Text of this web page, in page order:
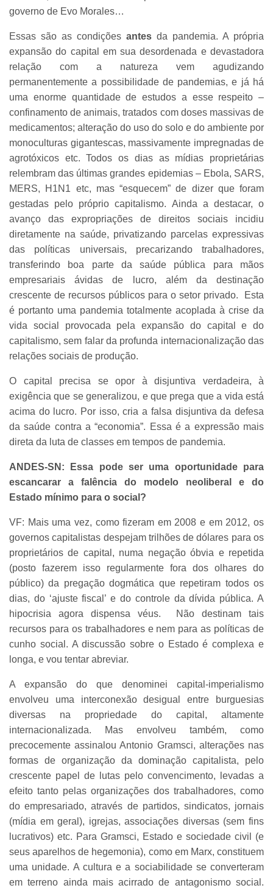
governo de Evo Morales…
Essas são as condições antes da pandemia. A própria
expansão do capital em sua desordenada e devastadora
relação com a natureza vem agudizando
permanentemente a possibilidade de pandemias, e já há
uma enorme quantidade de estudos a esse respeito –
confinamento de animais, tratados com doses massivas de
medicamentos; alteração do uso do solo e do ambiente por
monoculturas gigantescas, massivamente impregnadas de
agrotóxicos etc. Todos os dias as mídias proprietárias
relembram das últimas grandes epidemias – Ebola, SARS,
MERS, H1N1 etc, mas “esquecem” de dizer que foram
gestadas pelo próprio capitalismo. Ainda a destacar, o
avanço das expropriações de direitos sociais incidiu
diretamente na saúde, privatizando parcelas expressivas
das políticas universais, precarizando trabalhadores,
transferindo boa parte da saúde pública para mãos
empresariais ávidas de lucro, além da destinação
crescente de recursos públicos para o setor privado. Esta
é portanto uma pandemia totalmente acoplada à crise da
vida social provocada pela expansão do capital e do
capitalismo, sem falar da profunda internacionalização das
relações sociais de produção.
O capital precisa se opor à disjuntiva verdadeira, à
exigência que se generalizou, e que prega que a vida está
acima do lucro. Por isso, cria a falsa disjuntiva da defesa
da saúde contra a “economia”. Essa é a expressão mais
direta da luta de classes em tempos de pandemia.
ANDES-SN: Essa pode ser uma oportunidade para
escancarar a falência do modelo neoliberal e do
Estado mínimo para o social?
VF: Mais uma vez, como fizeram em 2008 e em 2012, os
governos capitalistas despejam trilhões de dólares para os
proprietários de capital, numa negação óbvia e repetida
(posto fazerem isso regularmente fora dos olhares do
público) da pregação dogmática que repetiram todos os
dias, do ‘ajuste fiscal’ e do controle da dívida pública. A
hipocrisia agora dispensa véus. Não destinam tais
recursos para os trabalhadores e nem para as políticas de
cunho social. A discussão sobre o Estado é complexa e
longa, e vou tentar abreviar.
A expansão do que denominei capital-imperialismo
envolveu uma interconexão desigual entre burguesias
diversas na propriedade do capital, altamente
internacionalizada. Mas envolveu também, como
precocemente assinalou Antonio Gramsci, alterações nas
formas de organização da dominação capitalista, pelo
crescente papel de lutas pelo convencimento, levadas a
efeito tanto pelas organizações dos trabalhadores, como
do empresariado, através de partidos, sindicatos, jornais
(mídia em geral), igrejas, associações diversas (sem fins
lucrativos) etc. Para Gramsci, Estado e sociedade civil (e
seus aparelhos de hegemonia), como em Marx, constituem
uma unidade. A cultura e a sociabilidade se converteram
em terreno ainda mais acirrado de antagonismo social.